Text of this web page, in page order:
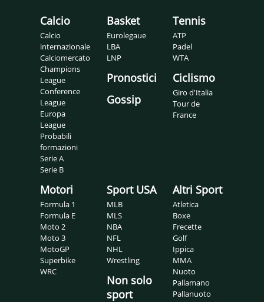
Calcio
Calcio
internazionale
Calciomercato
Champions
League
Conference
League
Europa
League
Probabili
formazioni
Serie A
Serie B
Basket
Eurolegaue
LBA
LNP
Pronostici
Gossip
Tennis
ATP
Padel
WTA
Ciclismo
Giro d'Italia
Tour de
France
Motori
Formula 1
Formula E
Moto 2
Moto 3
MotoGP
Superbike
WRC
Sport USA
MLB
MLS
NBA
NFL
NHL
Wrestling
Non solo
sport
Altri Sport
Atletica
Boxe
Frecette
Golf
Ippica
MMA
Nuoto
Pallamano
Pallanuoto